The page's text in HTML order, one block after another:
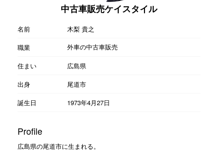
中古車販売ケイスタイル
名前
木梨 貴之
職業
外車の中古車販売
住まい
広島県
出身
尾道市
誕生日
1973年4月27日
Profile
広島県の尾道市に生まれる。